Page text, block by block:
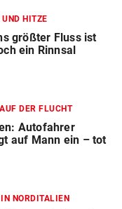
UND HITZE
größter Fluss ist
ein Rinnsal
DER FLUCHT
Autofahrer
auf Mann ein – tot
NORDITALIEN